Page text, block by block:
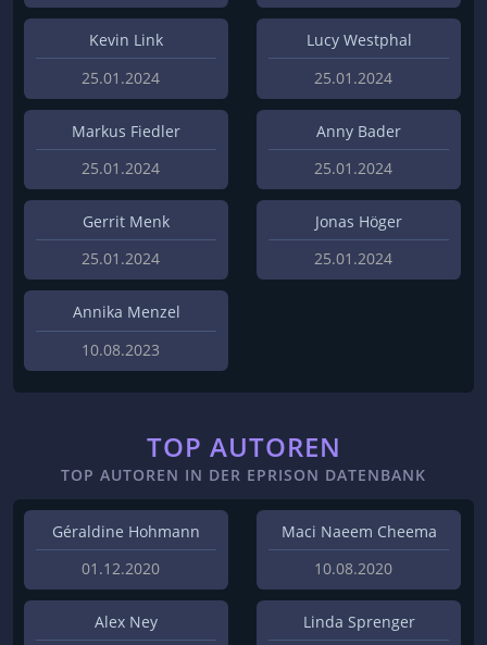
Kevin Link
25.01.2024
Lucy Westphal
25.01.2024
Markus Fiedler
25.01.2024
Anny Bader
25.01.2024
Gerrit Menk
25.01.2024
Jonas Höger
25.01.2024
Annika Menzel
10.08.2023
TOP AUTOREN
TOP AUTOREN IN DER EPRISON DATENBANK
Géraldine Hohmann
01.12.2020
Maci Naeem Cheema
10.08.2020
Alex Ney
Linda Sprenger